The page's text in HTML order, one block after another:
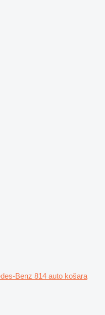
Benz 814 auto košara